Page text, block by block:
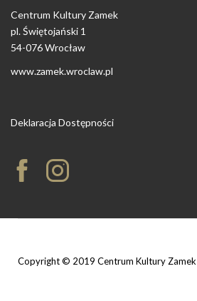
Centrum Kultury Zamek
pl. Świętojański 1
54-076 Wrocław
www.zamek.wroclaw.pl
Deklaracja Dostępności
Copyright © 2019 Centrum Kultury Zamek